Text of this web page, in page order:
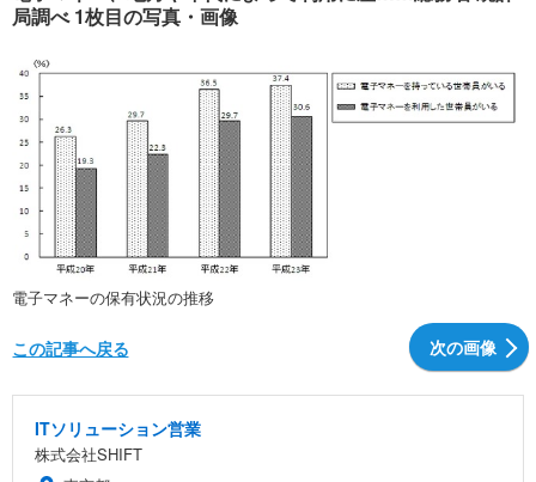
その他
プッシュ通知の停止方法
局調べ 1枚目の写真・画像
電子マネーの保有状況の推移
次の画像
この記事へ戻る
ITソリューション営業
株式会社SHIFT